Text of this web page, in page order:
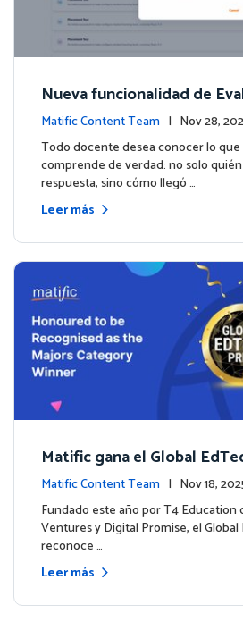
Nueva funcionalidad de
bre lo que tus estudiantes
Matific Content Team | Nov 28,
vo
Todo docente desea conocer lo que
comprende de verdad: no solo
respuesta, sino cómo llegó …
Leer más
Matific gana el Global
para la educación digital
Matific Content Team | Nov 18,
entos
Fundado este año por T4 Education
Ventures y Digital Promise, el Global
reconoce …
Leer más